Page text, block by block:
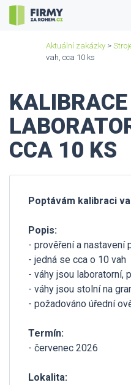
Aktuální zakázky >
vah, cca 10 ks
CCA 10 KS
Poptávám kalibraci
Popis:
- prověření a nastavení
- jedná se cca o 10 vah
- váhy jsou laboratorní,
- váhy jsou stolní na
- požadováno úřední
Termín:
- červenec 2026
Lokalita: